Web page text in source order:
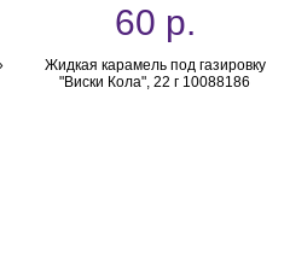
60 р.
Жидкая карамель под газировку
"Виски Кола", 22 г 10088186